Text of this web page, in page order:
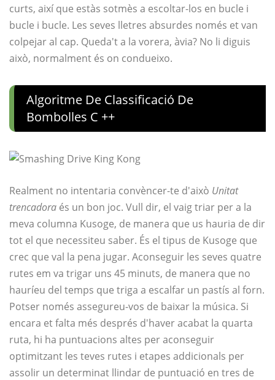
curts, així que estàs sotmès a escoltar-los en bucle i
bucle i bucle. Les seves lletres absurdes només et van
colpejar al cap. Queda't a la vorera, àvia? No li diguis
això, normalment és on condueixo.
Algoritme De Classificació De
Bombolles C ++
Realment no intentaria convèncer-te d'això Unitat
trencadora és un bon joc. Vull dir, el vaig triar per a la
meva columna Kusoge, de manera que us hauria de dir
tot el que necessiteu saber. És el tipus de Kusoge que
crec que val la pena jugar. Aconseguir les seves quatre
rutes em va trigar uns 45 minuts, de manera que no
hauríeu del temps que triga a escalfar un pastís al forn.
Potser només assegureu-vos de baixar la música. Si
encara et falta més després d'haver acabat la quarta
ruta, hi ha puntuacions altes per aconseguir
optimitzant les teves rutes i etapes addicionals per
assolir un determinat llindar de puntuació en tres de